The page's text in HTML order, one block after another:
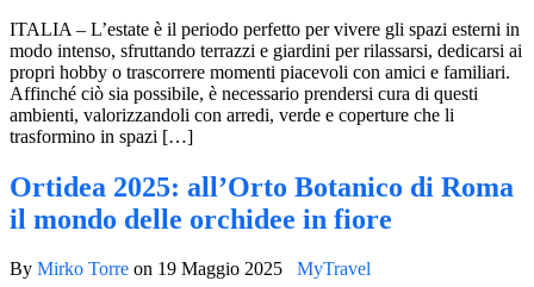
ITALIA – L’estate è il periodo perfetto per vivere gli spazi esterni in
modo intenso, sfruttando terrazzi e giardini per rilassarsi, dedicarsi ai
propri hobby o trascorrere momenti piacevoli con amici e familiari.
Affinché ciò sia possibile, è necessario prendersi cura di questi
ambienti, valorizzandoli con arredi, verde e coperture che li
trasformino in spazi […]
Ortidea 2025: all’Orto Botanico di Roma
il mondo delle orchidee in fiore
By Mirko Torre on 19 Maggio 2025 MyTravel